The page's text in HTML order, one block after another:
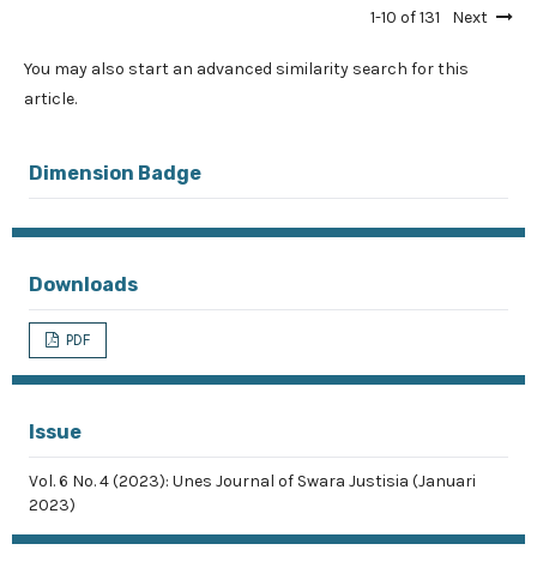
1-10 of 131 Next
You may also start an advanced similarity search for this
article.
Dimension Badge
Downloads
PDF
Issue
Vol. 6 No. 4 (2023): Unes Journal of Swara Justisia (Januari
2023)